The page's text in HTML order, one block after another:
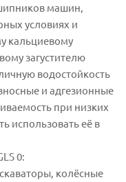
машин,
условиях и
кальциевому
загустителю
водостойкость
и адгезионные
при низких
использовать её в
0:
колёсные